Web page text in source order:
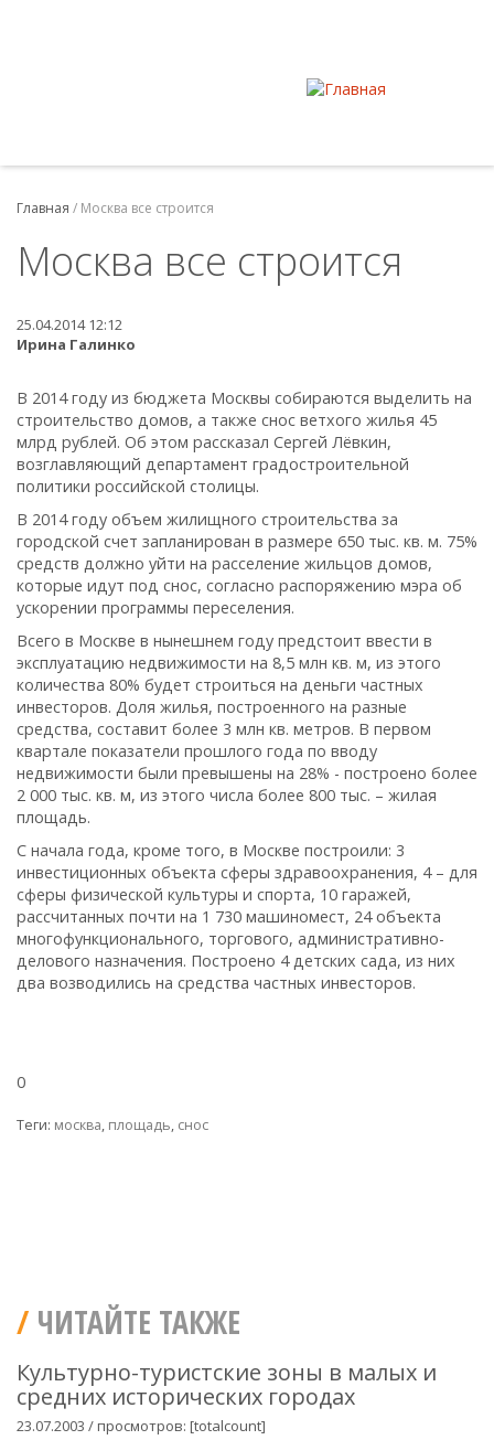
Главная / Москва все строится
Москва все строится
25.04.2014 12:12
Ирина Галинко
В 2014 году из бюджета Москвы собираются выделить на
строительство домов, а также снос ветхого жилья 45
млрд рублей. Об этом рассказал Сергей Лёвкин,
возглавляющий департамент градостроительной
политики российской столицы.
В 2014 году объем жилищного строительства за
городской счет запланирован в размере 650 тыс. кв. м. 75%
средств должно уйти на расселение жильцов домов,
которые идут под снос, согласно распоряжению мэра об
ускорении программы переселения.
Всего в Москве в нынешнем году предстоит ввести в
эксплуатацию недвижимости на 8,5 млн кв. м, из этого
количества 80% будет строиться на деньги частных
инвесторов. Доля жилья, построенного на разные
средства, составит более 3 млн кв. метров. В первом
квартале показатели прошлого года по вводу
недвижимости были превышены на 28% - построено более
2 000 тыс. кв. м, из этого числа более 800 тыс. – жилая
площадь.
С начала года, кроме того, в Москве построили: 3
инвестиционных объекта сферы здравоохранения, 4 – для
сферы физической культуры и спорта, 10 гаражей,
рассчитанных почти на 1 730 машиномест, 24 объекта
многофункционального, торгового, административно-
делового назначения. Построено 4 детских сада, из них
два возводились на средства частных инвесторов.
0
Теги: москва, площадь, снос
ЧИТАЙТЕ ТАКЖЕ
Культурно-туристские зоны в малых и
средних исторических городах
23.07.2003 / просмотров: [totalcount]